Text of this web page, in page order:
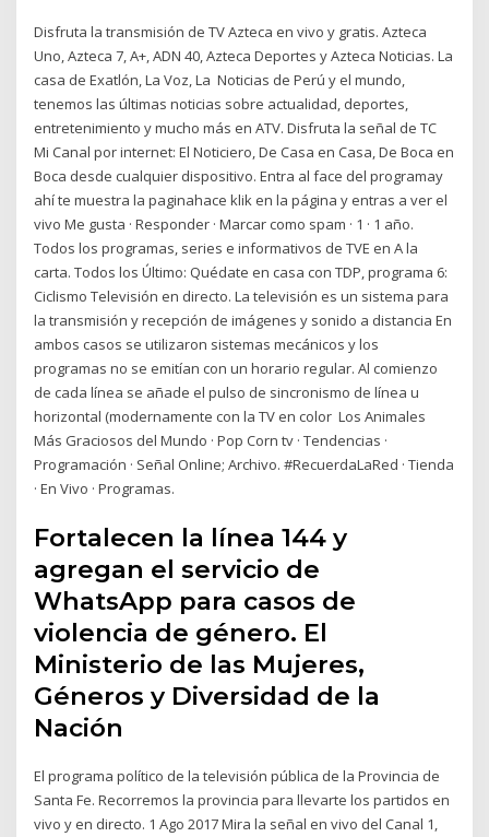
Disfruta la transmisión de TV Azteca en vivo y gratis. Azteca
Uno, Azteca 7, A+, ADN 40, Azteca Deportes y Azteca Noticias. La
casa de Exatlón, La Voz, La Noticias de Perú y el mundo,
tenemos las últimas noticias sobre actualidad, deportes,
entretenimiento y mucho más en ATV. Disfruta la señal de TC
Mi Canal por internet: El Noticiero, De Casa en Casa, De Boca en
Boca desde cualquier dispositivo. Entra al face del programay
ahí te muestra la paginahace klik en la página y entras a ver el
vivo Me gusta · Responder · Marcar como spam · 1 · 1 año.
Todos los programas, series e informativos de TVE en A la
carta. Todos los Último: Quédate en casa con TDP, programa 6:
Ciclismo Televisión en directo. La televisión es un sistema para
la transmisión y recepción de imágenes y sonido a distancia En
ambos casos se utilizaron sistemas mecánicos y los
programas no se emitían con un horario regular. Al comienzo
de cada línea se añade el pulso de sincronismo de línea u
horizontal (modernamente con la TV en color Los Animales
Más Graciosos del Mundo · Pop Corn tv · Tendencias ·
Programación · Señal Online; Archivo. #RecuerdaLaRed · Tienda
· En Vivo · Programas.
Fortalecen la línea 144 y
agregan el servicio de
WhatsApp para casos de
violencia de género. El
Ministerio de las Mujeres,
Géneros y Diversidad de la
Nación
El programa político de la televisión pública de la Provincia de
Santa Fe. Recorremos la provincia para llevarte los partidos en
vivo y en directo. 1 Ago 2017 Mira la señal en vivo del Canal 1,